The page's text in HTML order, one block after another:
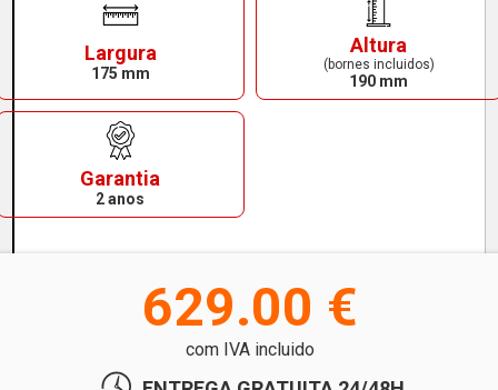
Largura
175 mm
Altura
(bornes incluidos)
190 mm
Garantia
2 anos
629.00 €
com IVA incluido